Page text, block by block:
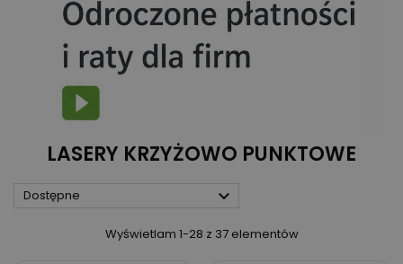
LASERY KRZYŻOWO PUNKTOWE
Dostępne 
Wyświetlam 1-28 z 37 elementów